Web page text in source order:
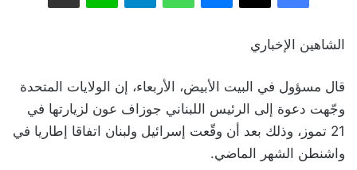
الشاهين الإخباري
قال مسؤول في البيت الأبيض، الأربعاء، إن الولايات المتحدة
وجّهت دعوة إلى الرئيس اللبناني جوزاف عون لزيارتها في
21 تموز، وذلك بعد أن وقّعت إسرائيل ولبنان اتفاقا إطاريا في
واشنطن الشهر الماضي.